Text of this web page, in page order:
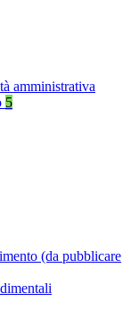
amministrativa
5
(da pubblicare